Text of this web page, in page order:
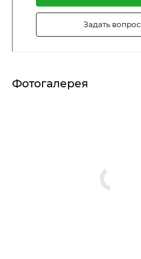
Задать вопрос
Фотогалерея